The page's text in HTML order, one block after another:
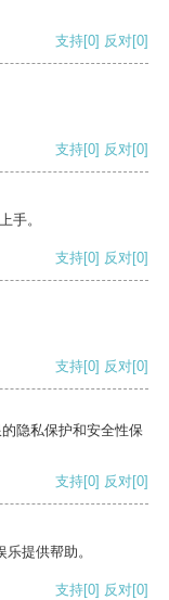
支持[0] 反对[0]
支持[0] 反对[0]
手。
支持[0] 反对[0]
支持[0] 反对[0]
隐私保护和安全性保
支持[0] 反对[0]
提供帮助。
支持[0] 反对[0]